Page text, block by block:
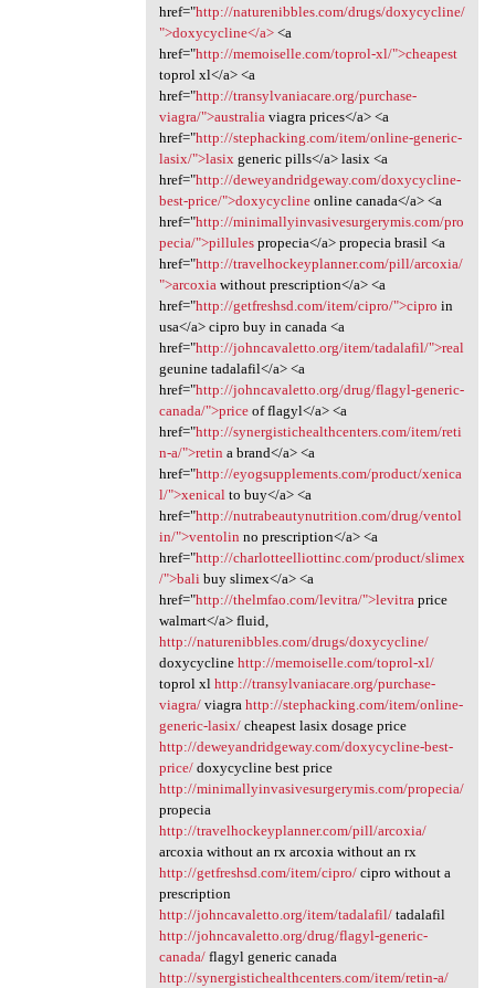
href="http://naturenibbles.com/drugs/doxycycline/
">doxycycline</a><a
href="http://memoiselle.com/toprol-xl/">cheapest
toprol xl</a> <a
href="http://transylvaniacare.org/purchase-
viagra/">australia viagra prices</a> <a
href="http://stephacking.com/item/online-generic-
lasix/">lasix generic pills</a> lasix <a
href="http://deweyandridgeway.com/doxycycline-
best-price/">doxycyclineonline canada</a> <a
href="http://minimallyinvasivesurgerymis.com/pro
pecia/">pillulespropecia</a> propecia brasil <a
href="http://travelhockeyplanner.com/pill/arcoxia/
">arcoxia without prescription</a> <a
href="http://getfreshsd.com/item/cipro/">cipro in
usa</a> cipro buy in canada <a
href="http://johncavaletto.org/item/tadalafil/">real
geunine tadalafil</a> <a
href="http://johncavaletto.org/drug/flagyl-generic-
canada/">priceof flagyl</a> <a
href="http://synergistichealthcenters.com/item/reti
n-a/">retin a brand</a> <a
href="http://eyogsupplements.com/product/xenica
l/">xenical to buy</a> <a
href="http://nutrabeautynutrition.com/drug/ventol
in/">ventolin no prescription</a> <a
href="http://charlotteelliottinc.com/product/slimex
/">bali buy slimex</a> <a
href="http://thelmfao.com/levitra/">levitra price
walmart</a> fluid,
http://naturenibbles.com/drugs/doxycycline/
doxycycline http://memoiselle.com/toprol-xl/
toprol xl http://transylvaniacare.org/purchase-
viagra/viagra http://stephacking.com/item/online-
generic-lasix/cheapest lasix dosage price
http://deweyandridgeway.com/doxycycline-best-
price/doxycycline best price
http://minimallyinvasivesurgerymis.com/propecia/
propecia
http://travelhockeyplanner.com/pill/arcoxia/
arcoxia without an rx arcoxia without an rx
http://getfreshsd.com/item/cipro/cipro without a
prescription
http://johncavaletto.org/item/tadalafil/tadalafil
http://johncavaletto.org/drug/flagyl-generic-
canada/flagyl generic canada
http://synergistichealthcenters.com/item/retin-a/